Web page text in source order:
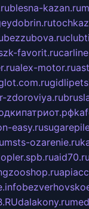
blesna-kazan.ru
bezzubova.ru
favorit.ru
alex-motor.ru
zdoroviya.ru
easy.ru
msts-ozarenie.ru
aid70.ru
dalakony.ru